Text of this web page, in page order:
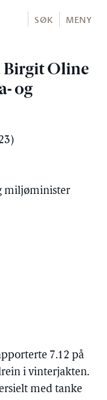
SØK MENY
Birgit Oline
og
miljøminister
7.12 på
i vinterjakten.
med tanke